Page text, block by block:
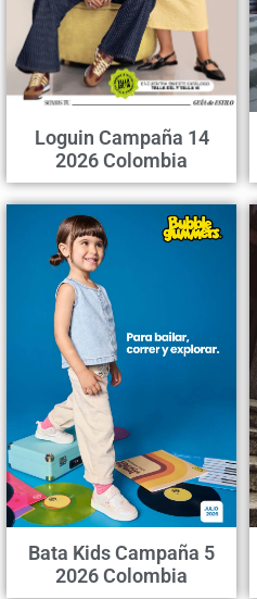
Loguin Campaña 14
2026 Colombia
Bata Kids Campaña 5
2026 Colombia